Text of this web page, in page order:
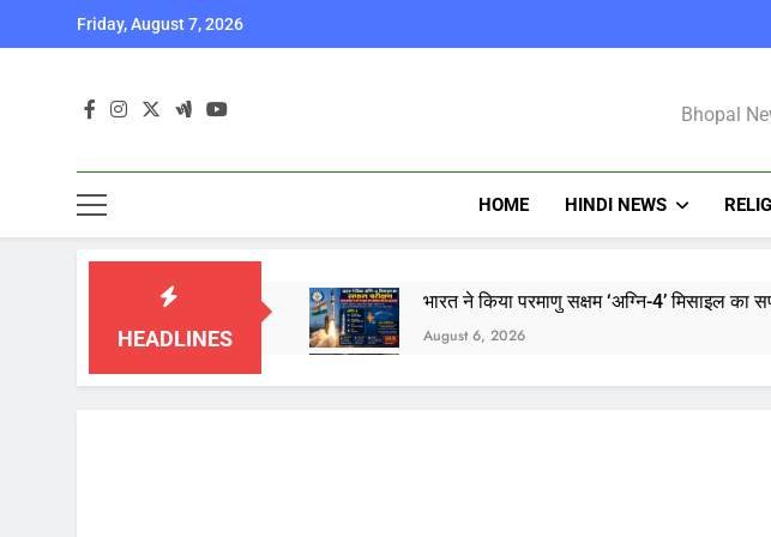
Friday, August 7, 2026
Bhopal
HOME HINDI NEWS
HEADLINES
भारत ने किया परमाणु सक्षम ‘अग्नि-4’ मिसाइल का
August 6, 2026